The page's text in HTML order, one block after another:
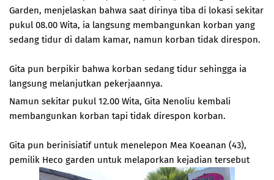
Garden, menjelaskan bahwa saat dirinya tiba di lokasi sekitar
pukul 08.00 Wita, ia langsung membangunkan korban yang
sedang tidur di dalam kamar, namun korban tidak direspon.
Gita pun berpikir bahwa korban sedang tidur sehingga ia
langsung melanjutkan pekerjaannya.
Namun sekitar pukul 12.00 Wita, Gita Nenoliu kembali
membangunkan korban tapi tidak direspon korban.
Gita pun berinisiatif untuk menelepon Mea Koeanan (43),
pemilik Heco garden untuk melaporkan kejadian tersebut